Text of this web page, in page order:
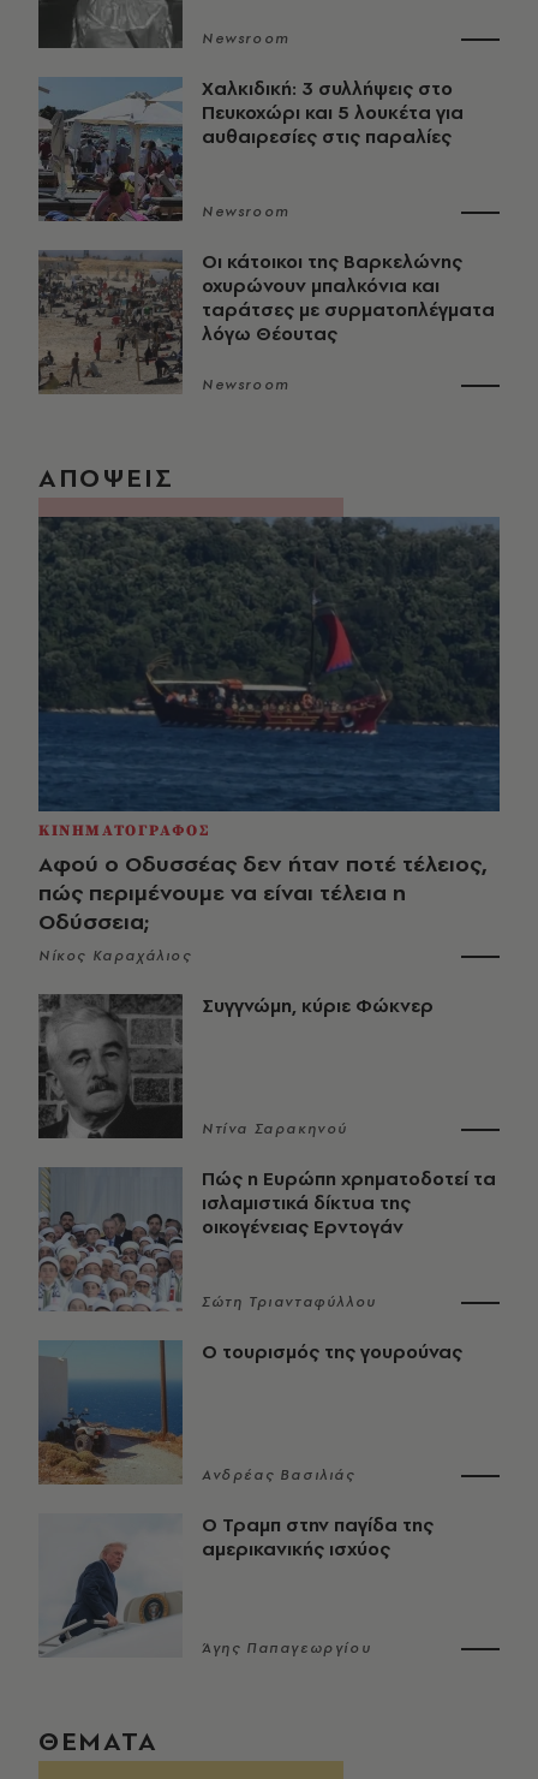
Newsroom
Χαλκιδική: 3 συλλήψεις στο
Πευκοχώρι και 5 λουκέτα για
αυθαιρεσίες στις παραλίες
Newsroom
Οι κάτοικοι της Βαρκελώνης
οχυρώνουν μπαλκόνια και
ταράτσες με συρματοπλέγματα
λόγω Θέουτας
Newsroom
ΑΠΟΨΕΙΣ
ΚΙΝΗΜΑΤΟΓΡΑΦΟΣ
Αφού ο Οδυσσέας δεν ήταν ποτέ τέλειος,
πώς περιμένουμε να είναι τέλεια η
Οδύσσεια;
Νίκος Καραχάλιος
Συγγνώμη, κύριε Φώκνερ
Ντίνα Σαρακηνού
Πώς η Ευρώπη χρηματοδοτεί τα
ισλαμιστικά δίκτυα της
οικογένειας Ερντογάν
Σώτη Τριανταφύλλου
Ο τουρισμός της γουρούνας
Ανδρέας Βασιλιάς
Ο Τραμπ στην παγίδα της
αμερικανικής ισχύος
Άγης Παπαγεωργίου
ΘΕΜΑΤΑ